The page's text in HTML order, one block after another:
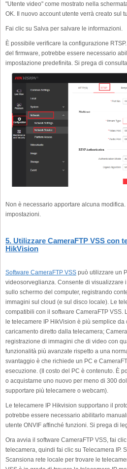
"Utente video" come mostrato nella
OK. Il nuovo account utente verrà creato sul
Fai clic su Salva per salvare le informazioni.
È possibile verificare la configurazione
del firmware, potrebbe essere necessario
impostazione predefinita. Si prega di
Non è necessario apportare alcuna
impostazioni.
5. Utilizzare CameraFTP VSS con
HikVision
Software CameraFTP VSS può utilizzare un
videosorveglianza. Consente di visualizzare
sullo schermo del computer, registrando
immagini sul cloud (e sul disco locale). Le
compatibili con il software CameraFTP VSS.
le telecamere IP HikVision è più semplice da
caricamento diretto dalla telecamera;
registrazione di immagini che di video con
funzionalità più avanzate rispetto a una
svantaggio è che richiede un PC e
esecuzione. (Il costo del PC è contenuto. È
o acquistarne uno nuovo per meno di 300
supportare più telecamere o webcam).
Le telecamere IP Hikvision supportano il
potrebbe essere necessario abilitarlo
utente ONVIF affinché funzioni. Si prega di
Ora avvia il software CameraFTP VSS, fai
telecamera, quindi fai clic su Telecamera IP.
Scansiona rete locale per trovare le